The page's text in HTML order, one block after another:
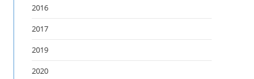
2016
2017
2019
2020